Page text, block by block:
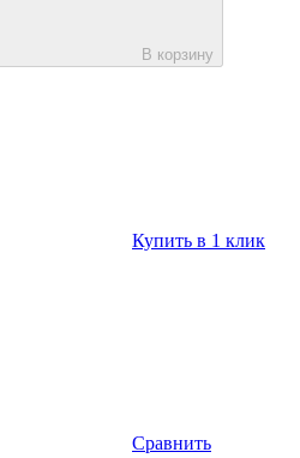
В корзину
Купить в 1 клик
Сравнить